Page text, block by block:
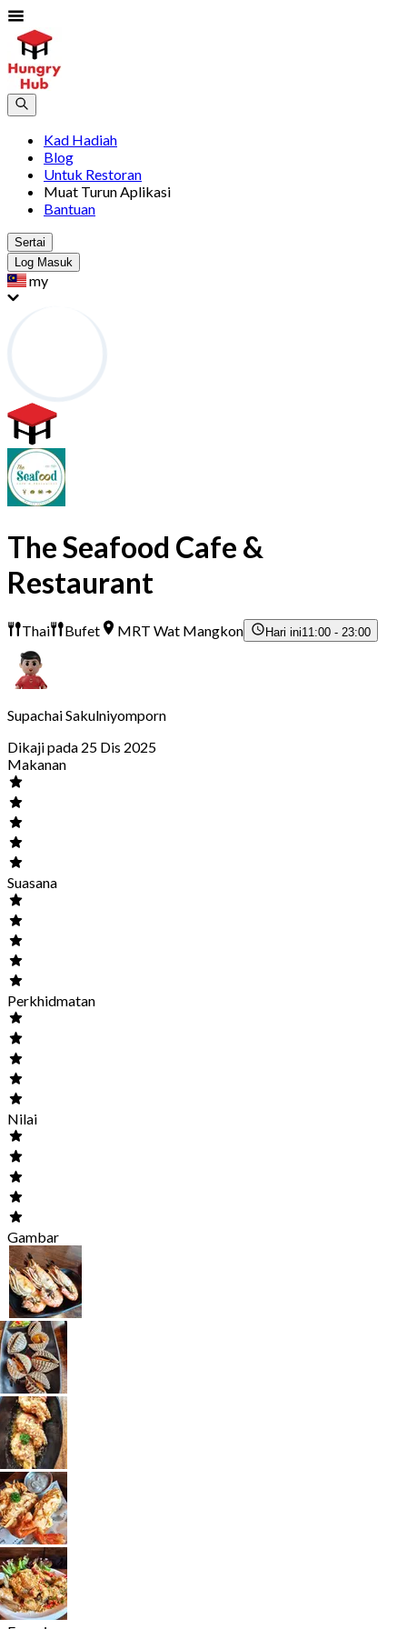
Kad Hadiah
Blog
Untuk Restoran
Muat Turun Aplikasi
Bantuan
Sertai
Log Masuk
my
The Seafood Cafe &
Restaurant
Thai Bufet MRT Wat Mangkon Hari ini11:00 - 23:00
Supachai Sakulniyomporn
Dikaji pada 25 Dis 2025
Makanan
Suasana
Perkhidmatan
Nilai
Gambar